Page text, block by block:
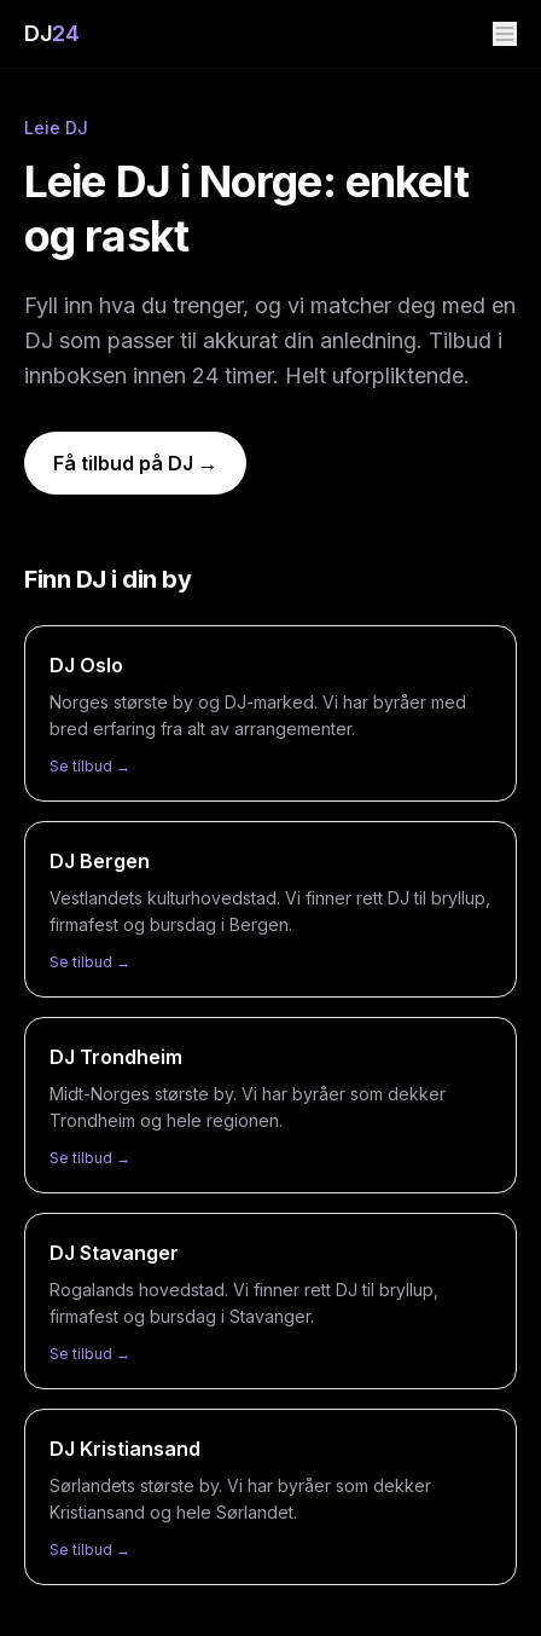
DJ24
Leie DJ
Leie DJ i Norge: enkelt
og raskt
Fyll inn hva du trenger, og vi matcher deg med en
DJ som passer til akkurat din anledning. Tilbud i
innboksen innen 24 timer. Helt uforpliktende.
Få tilbud på DJ →
Finn DJ i din by
DJ Oslo
Norges største by og DJ-marked. Vi har byråer med
bred erfaring fra alt av arrangementer.
Se tilbud →
DJ Bergen
Vestlandets kulturhovedstad. Vi finner rett DJ til bryllup,
firmafest og bursdag i Bergen.
Se tilbud →
DJ Trondheim
Midt-Norges største by. Vi har byråer som dekker
Trondheim og hele regionen.
Se tilbud →
DJ Stavanger
Rogalands hovedstad. Vi finner rett DJ til bryllup,
firmafest og bursdag i Stavanger.
Se tilbud →
DJ Kristiansand
Sørlandets største by. Vi har byråer som dekker
Kristiansand og hele Sørlandet.
Se tilbud →